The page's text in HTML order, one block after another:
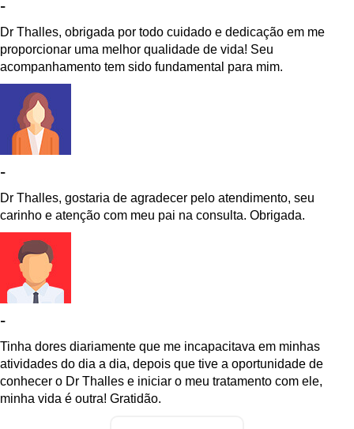
-
Dr Thalles, obrigada por todo cuidado e dedicação em me
proporcionar uma melhor qualidade de vida! Seu
acompanhamento tem sido fundamental para mim.
-
Dr Thalles, gostaria de agradecer pelo atendimento, seu
carinho e atenção com meu pai na consulta. Obrigada.
-
Tinha dores diariamente que me incapacitava em minhas
atividades do dia a dia, depois que tive a oportunidade de
conhecer o Dr Thalles e iniciar o meu tratamento com ele,
minha vida é outra! Gratidão.